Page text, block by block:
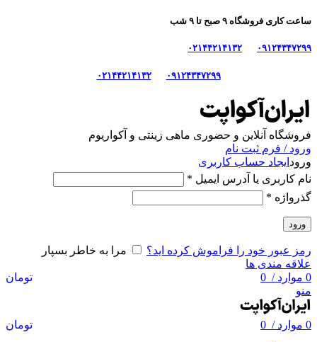
ساعت کاری فروشگاه ۹ صبح تا ۹ شب
۰۹۱۲۴۳۴۷۲۹۹ ۰۲۱۴۴۲۱۴۱۳۲
۰۹۱۲۴۳۴۷۲۹۹ ۰۲۱۴۴۲۱۴۱۳۲
فروشگاه آنلاین و حضوری ماهی‌ زینتی و آکواریوم
ورود / فرم ثبت نام
ورود ایجاد حساب کاربری
نام کاربری یا آدرس ایمیل *
گذرواژه *
ورود
رمز عبور خود را فراموش کرده اید؟
مرا به خاطر بسپار
علاقه مندی ها
0 موارد / تومان
منو
0 موارد / تومان